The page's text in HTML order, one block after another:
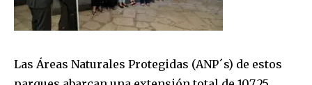
Las Áreas Naturales Protegidas (ANP´s) de estos